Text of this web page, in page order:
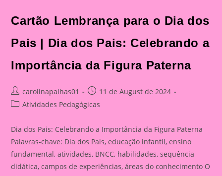
Cartão Lembrança para o Dia dos
Pais | Dia dos Pais: Celebrando a
Importância da Figura Paterna
Post
author:
carolinapalhas01
Post
published:
11 de August de 2024
PostAtividades Pedagógicas
Dia dos Pais: Celebrando a Importância da Figura Paterna
Palavras-chave: Dia dos Pais, educação infantil, ensino
fundamental, atividades, BNCC, habilidades, sequência
didática, campos de experiências, áreas do conhecimento O